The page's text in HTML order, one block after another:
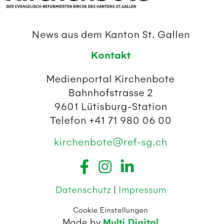
News aus dem Kanton St. Gallen
Kontakt
Medienportal Kirchenbote
Bahnhofstrasse 2
9601 Lütisburg-Station
Telefon +41 71 980 06 00
kirchenbote@ref-sg.ch
Datenschutz | Impressum
Cookie Einstellungen